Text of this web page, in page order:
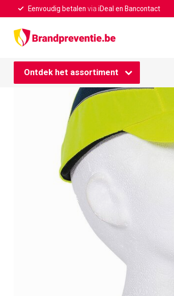
Eenvoudig betalen via iDeal en Bancontact
Ontdek het assortiment
Home / Stootpet korte klep geel